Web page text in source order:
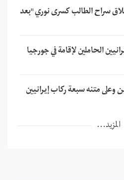
سراح الطالب كسرى نوري "بعد
الحاملين لإقامة في جورجيا
متنه سبعة ركاب إيرانيين
المزيد...